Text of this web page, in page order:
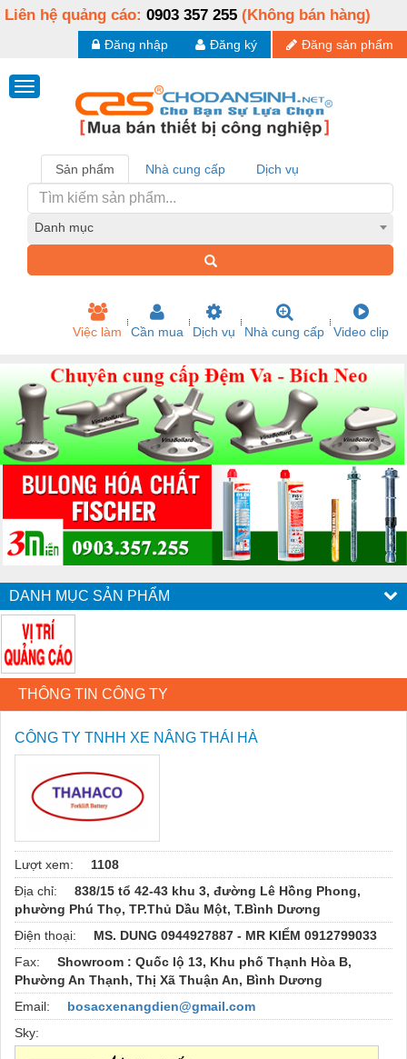
Liên hệ quảng cáo: 0903 357 255 (Không bán hàng)
Đăng sản phẩm
Đăng ký
Đăng nhập
Sản phẩm Nhà cung cấp Dịch vụ
Danh mục
Việc làm Cần mua Dịch vụ Nhà cung cấp Video clip
DANH MỤC SẢN PHẨM
THÔNG TIN CÔNG TY
CÔNG TY TNHH XE NÂNG THÁI HÀ
Lượt xem:
1108
Địa chỉ:
838/15 tổ 42-43 khu 3, đường Lê Hồng Phong,
phường Phú Thọ, TP.Thủ Dầu Một, T.Bình Dương
Điện thoại:
MS. DUNG 0944927887 - MR KIỂM 0912799033
Fax:
Showroom : Quốc lộ 13, Khu phố Thạnh Hòa B,
Phường An Thạnh, Thị Xã Thuận An, Bình Dương
Email:
bosacxenangdien@gmail.com
Sky: